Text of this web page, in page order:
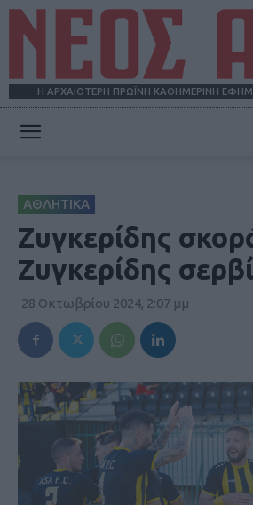
Η ΑΡΧΑΙΟΤΕΡΗ ΠΡΩΪΝΗ ΚΑΘΗΜΕΡΙΝΗ
ΑΘΛΗΤΙΚΑ
Ζυγκερίδης
Ζυγκερίδης
28 Οκτωβρίου 2024, 2:07 μμ